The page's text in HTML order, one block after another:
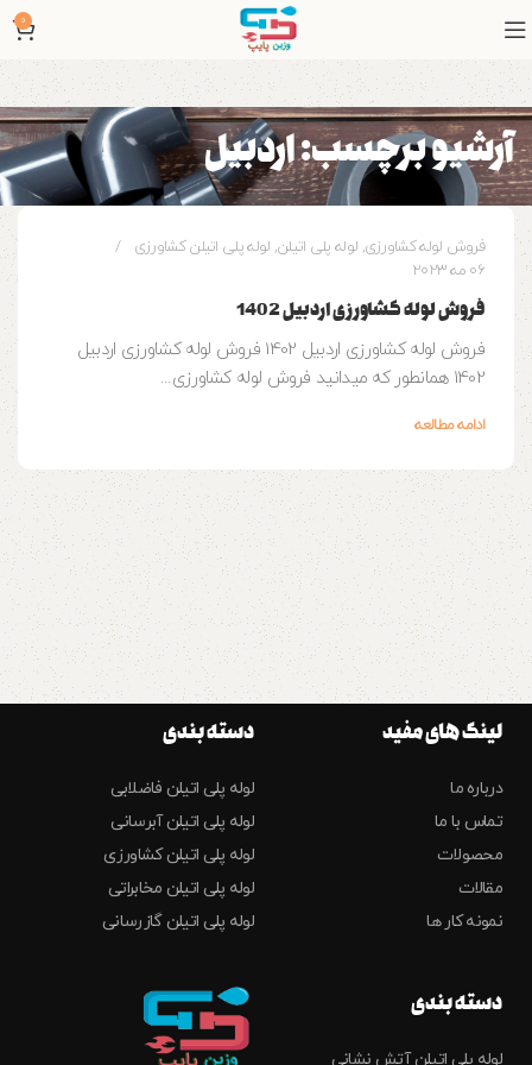
0
آرشیو برچسب: اردبیل
وزین پایپ 0
فروش لوله کشاورزی, لوله پلی اتیلن, لوله پلی اتیلن کشاورزی
06 مه 2023
فروش لوله کشاورزی اردبیل 1402
فروش لوله کشاورزی اردبیل 1402 فروش لوله کشاورزی اردبیل
1402 همانطور که میدانید فروش لوله کشاورزی...
ادامه مطالعه
لینک های مفید
درباره ما
تماس با ما
محصولات
مقالات
نمونه کار ها
دسته بندی
لوله پلی اتیلن فاضلابی
لوله پلی اتیلن آبرسانی
لوله پلی اتیلن کشاورزی
لوله پلی اتیلن مخابراتی
لوله پلی اتیلن گازرسانی
دسته بندی
لوله پلی اتیلن آتش نشانی